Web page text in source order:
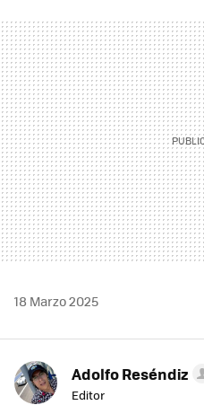
18 Marzo 2025
Adolfo Reséndiz
Editor